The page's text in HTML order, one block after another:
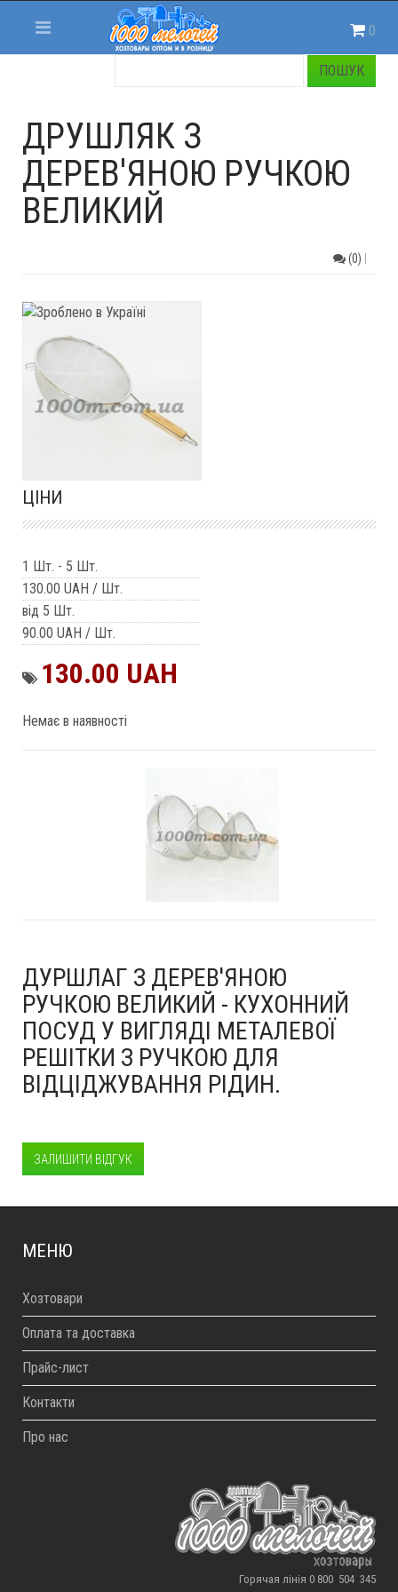
0
ДРУШЛЯК З
ДЕРЕВ'ЯНОЮ РУЧКОЮ
ВЕЛИКИЙ
(0)
ЦІНИ
1 Шт. - 5 Шт.
130.00 UAH / Шт.
від 5 Шт.
90.00 UAH / Шт.
130.00 UAH
Немає в наявності
ДУРШЛАГ З ДЕРЕВ'ЯНОЮ
РУЧКОЮ ВЕЛИКИЙ - КУХОННИЙ
ПОСУД У ВИГЛЯДІ МЕТАЛЕВОЇ
РЕШІТКИ З РУЧКОЮ ДЛЯ
ВІДЦІДЖУВАННЯ РІДИН.
ЗАЛИШИТИ ВІДГУК
МЕНЮ
Хозтовари
Оплата та доставка
Прайс-лист
Контакти
Про нас
Горячая лінія 0 800 504 345